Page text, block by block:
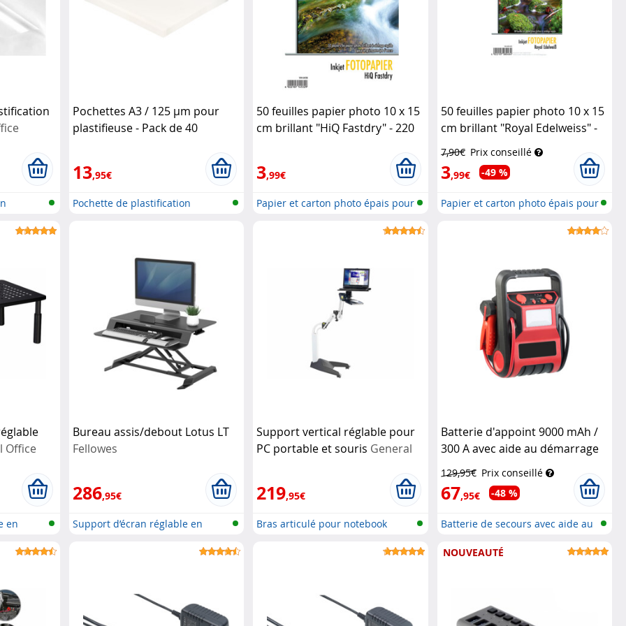
Pochettes A3 / 125 µm pour
plastifieuse - Pack de 40
13,95€
Pochette de plastification
50 feuilles papier photo 10 x 15
cm brillant "HiQ Fastdry" - 220
3,99€
Papier et carton photo épais pour
50 feuilles papier photo 10 x 15
cm brillant "Royal Edelweiss" -
Schwarzwald Mülhe
7,90€ Prix conseillé
3,99€ -49 %
Papier et carton photo épais pour
Office
en
Bureau assis/debout Lotus LT
Fellowes
286,95€
Support d’écran réglable en
Support vertical réglable pour
PC portable et souris General
219,95€
Bras articulé pour notebook
Batterie d'appoint 9000 mAh /
300 A avec aide au démarrage
et compresseur d'air
129,95€ Prix conseillé
67,95€ -48 %
Batterie de secours avec aide au
NOUVEAUTÉ